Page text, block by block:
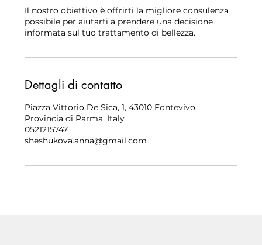
Il nostro obiettivo è offrirti la migliore consulenza
possibile per aiutarti a prendere una decisione
informata sul tuo trattamento di bellezza.
Dettagli di contatto
Piazza Vittorio De Sica, 1, 43010 Fontevivo,
Provincia di Parma, Italy
0521215747
sheshukova.anna@gmail.com